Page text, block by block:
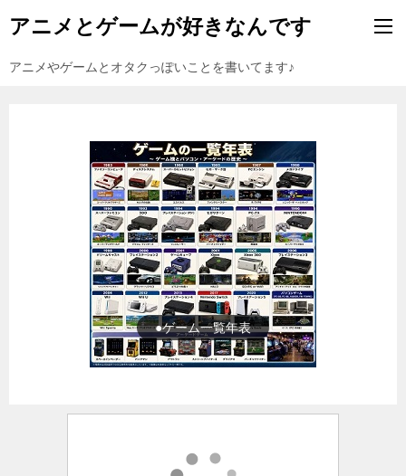
アニメとゲームが好きなんです
アニメやゲームとオタクっぽいことを書いてます♪
●ゲーム一覧年表